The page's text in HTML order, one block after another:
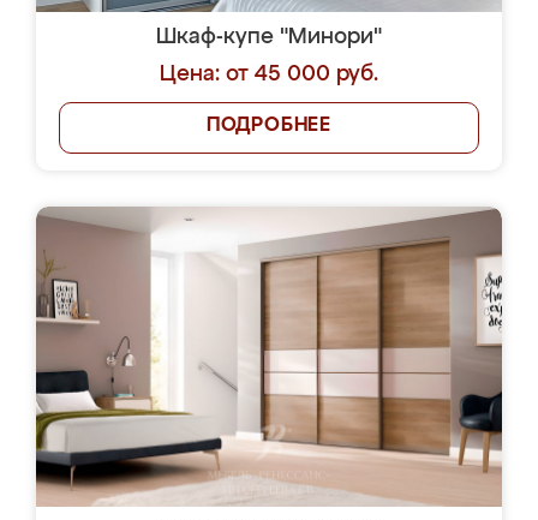
Шкаф-купе "Минори"
Цена: от 45 000 руб.
ПОДРОБНЕЕ